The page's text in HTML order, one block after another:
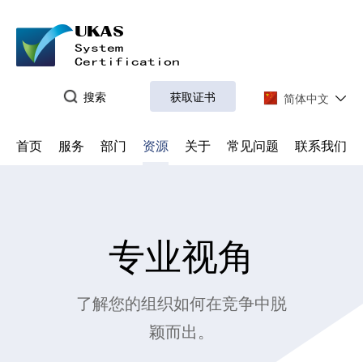
搜索 获取证书 简体中文
首页 服务 部门 资源 关于 常见问题 联系我们
专业视角
了解您的组织如何在竞争中脱
颖而出。